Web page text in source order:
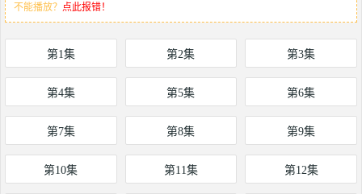
不能播放？ 点此报错！
第1集 第2集 第3集
第4集 第5集 第6集
第7集 第8集 第9集
第10集 第11集 第12集